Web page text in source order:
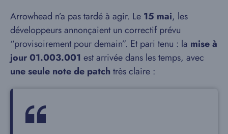
Arrowhead n’a pas tardé à agir. Le 15 mai, les
développeurs annonçaient un correctif prévu
“provisoirement pour demain”. Et pari tenu : la mise à
jour 01.003.001 est arrivée dans les temps, avec
une seule note de patch très claire :